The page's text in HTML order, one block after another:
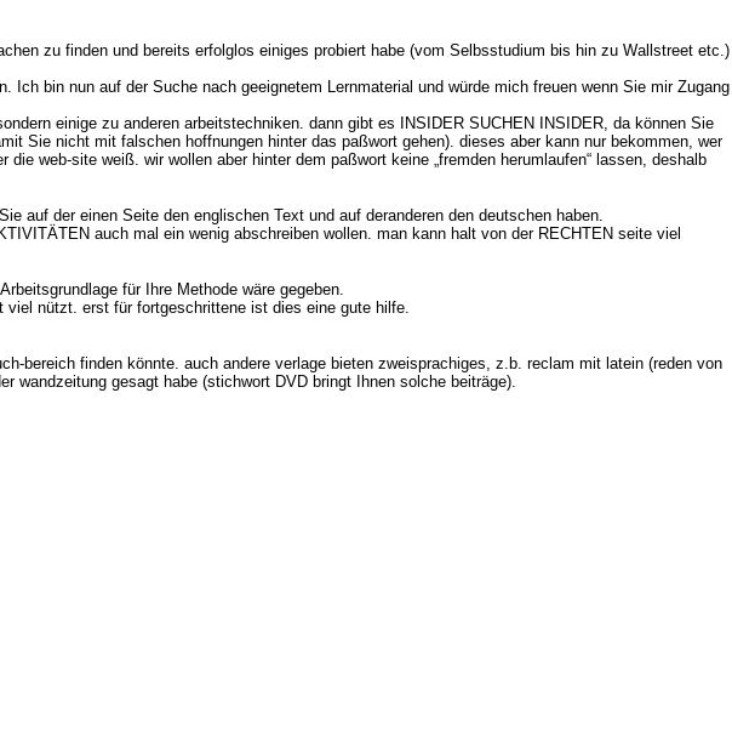
zu finden und bereits erfolglos einiges probiert habe (vom Selbsstudium bis hin zu Wallstreet etc.)
bin nun auf der Suche nach geeignetem Lernmaterial und würde mich freuen wenn Sie mir Zugang
einige zu anderen arbeitstechniken. dann gibt es INSIDER SUCHEN INSIDER, da können Sie
Sie nicht mit falschen hoffnungen hinter das paßwort gehen). dieses aber kann nur bekommen, wer
web-site weiß. wir wollen aber hinter dem paßwort keine „fremden herumlaufen“ lassen, deshalb
auf der einen Seite den englischen Text und auf deranderen den deutschen haben.
auch mal ein wenig abschreiben wollen. man kann halt von der RECHTEN seite viel
für Ihre Methode wäre gegeben.
nützt. erst für fortgeschrittene ist dies eine gute hilfe.
bereich finden könnte. auch andere verlage bieten zweisprachiges, z.b. reclam mit latein (reden von
wandzeitung gesagt habe (stichwort DVD bringt Ihnen solche beiträge).